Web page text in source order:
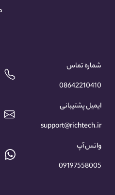
شماره تماس
08642210410
ایمیل پشتیبانی
support@richtech.ir
واتس آپ
09197558005